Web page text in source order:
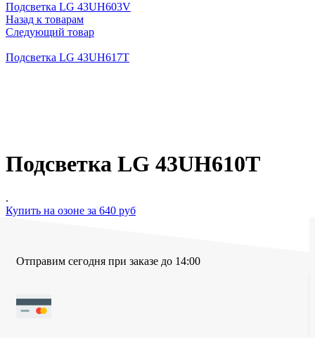
Подсветка LG 43UH603V
Назад к товарам
Следующий товар
Подсветка LG 43UH617T
Подсветка LG 43UH610T
.
Купить на озоне за 640 руб
Отправим сегодня при заказе до 14:00